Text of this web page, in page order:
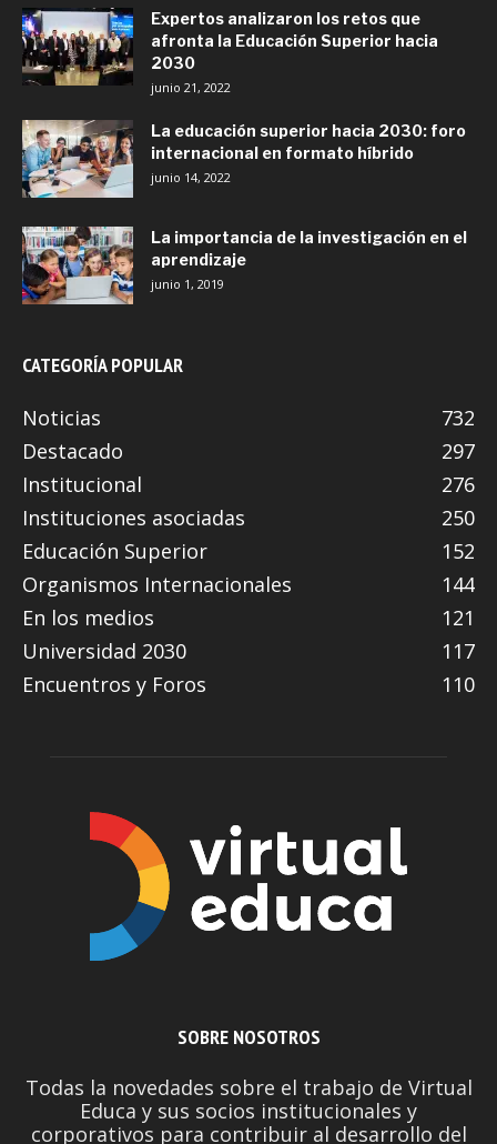
Expertos analizaron los retos que
afronta la Educación Superior hacia
2030
junio 21, 2022
La educación superior hacia 2030: foro
internacional en formato híbrido
junio 14, 2022
La importancia de la investigación en el
aprendizaje
junio 1, 2019
CATEGORÍA POPULAR
Noticias
732
Destacado
297
Institucional
276
Instituciones asociadas
250
Educación Superior
152
Organismos Internacionales
144
En los medios
121
Universidad 2030
117
Encuentros y Foros
110
SOBRE NOSOTROS
Todas la novedades sobre el trabajo de Virtual
Educa y sus socios institucionales y
corporativos para contribuir al desarrollo del